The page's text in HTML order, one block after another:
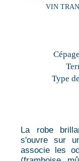
VIN
Type
La robe
s'ouvre sur
associe les